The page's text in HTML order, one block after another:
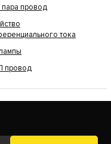
пара провод
тока
провод